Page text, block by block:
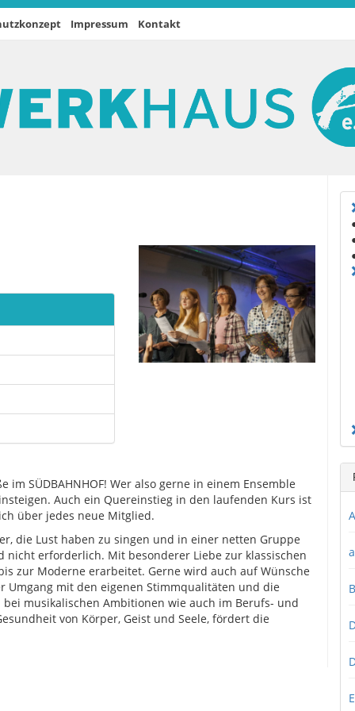
Impressum Kontakt
SÜDBAHNHOF! Wer also gerne in einem Ensemble
Auch ein Quereinstieg in den laufenden Kurs ist
über jedes neue Mitglied.
die Lust haben zu singen und in einer netten Gruppe
nicht erforderlich. Mit besonderer Liebe zur klassischen
zur Moderne erarbeitet. Gerne wird auch auf Wünsche
Umgang mit den eigenen Stimmqualitäten und die
musikalischen Ambitionen wie auch im Berufs- und
von Körper, Geist und Seele, fördert die